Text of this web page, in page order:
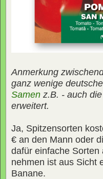
Anmerkung
ganz wenige
Samen z.B. - auch
erweitert.
Ja, Spitzensorten
€ an den Mann oder
dafür einfache Sorten
nehmen ist aus Sicht
Banane.